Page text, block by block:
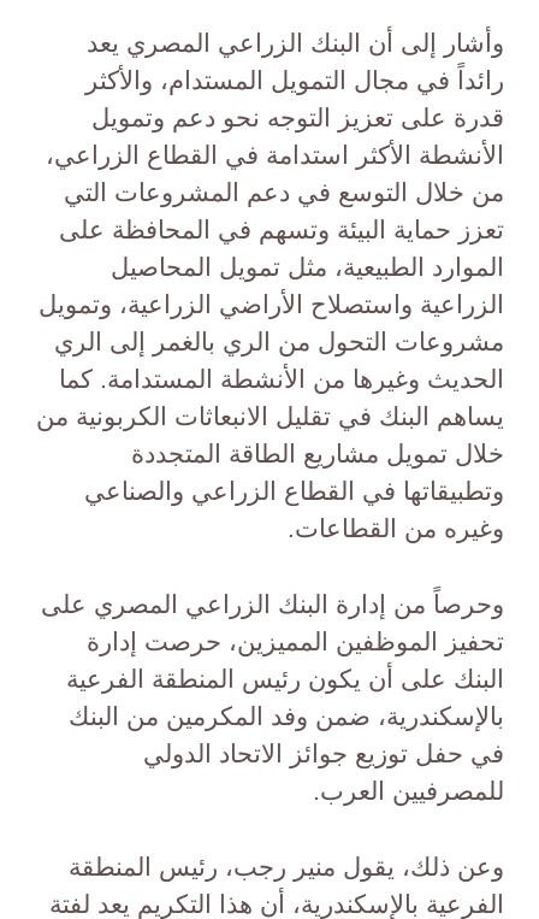
وأشار إلى أن البنك الزراعي المصري يعد
رائداً في مجال التمويل المستدام، والأكثر
قدرة على تعزيز التوجه نحو دعم وتمويل
الأنشطة الأكثر استدامة في القطاع الزراعي،
من خلال التوسع في دعم المشروعات التي
تعزز حماية البيئة وتسهم في المحافظة على
الموارد الطبيعية، مثل تمويل المحاصيل
الزراعية واستصلاح الأراضي الزراعية، وتمويل
مشروعات التحول من الري بالغمر إلى الري
الحديث وغيرها من الأنشطة المستدامة. كما
يساهم البنك في تقليل الانبعاثات الكربونية من
خلال تمويل مشاريع الطاقة المتجددة
وتطبيقاتها في القطاع الزراعي والصناعي
وغيره من القطاعات.
وحرصاً من إدارة البنك الزراعي المصري على
تحفيز الموظفين المميزين، حرصت إدارة
البنك على أن يكون رئيس المنطقة الفرعية
بالإسكندرية، ضمن وفد المكرمين من البنك
في حفل توزيع جوائز الاتحاد الدولي
للمصرفيين العرب.
وعن ذلك، يقول منير رجب، رئيس المنطقة
الفرعية بالإسكندرية، أن هذا التكريم يعد لفتة